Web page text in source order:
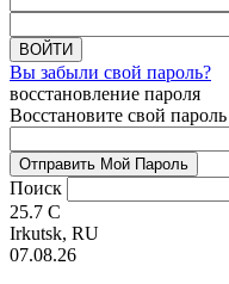
Вы забыли свой пароль?
восстановление пароля
Восстановите свой пароль
Поиск
25.7 C
Irkutsk, RU
07.08.26